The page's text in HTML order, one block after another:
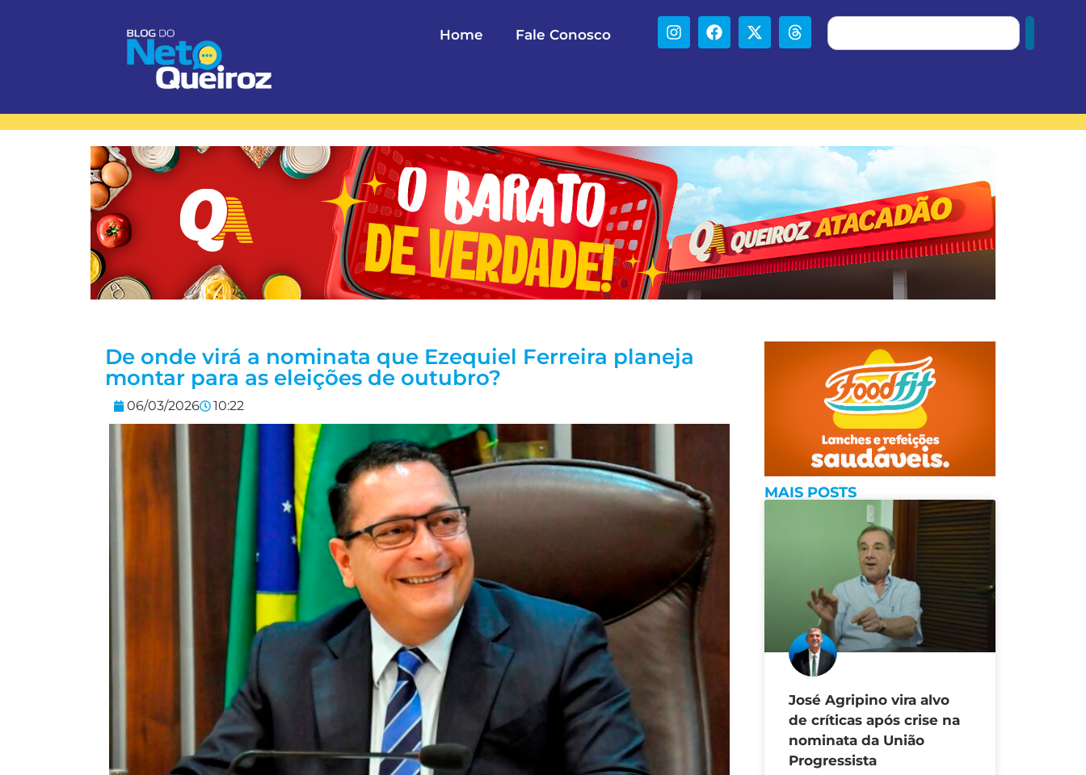
Home Fale Conosco
De onde virá a nominata que Ezequiel Ferreira planeja
montar para as eleições de outubro?
06/03/2026 10:22
MAIS POSTS
José Agripino vira alvo
de críticas após crise na
nominata da União
Progressista